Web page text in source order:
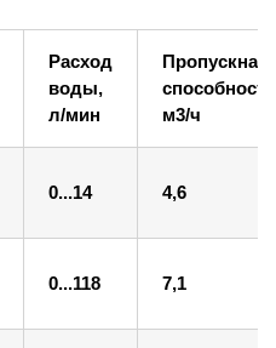
Расход
воды,
л/мин
Пропускная
м3/ч
0...14 4,6
0...118 7,1